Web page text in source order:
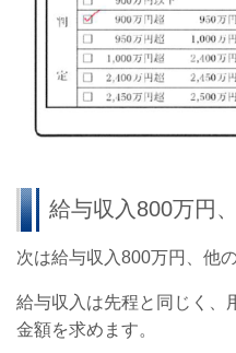
給与収入800万円
次は給与収入800万円、他
給与収入は先程と同じく、
金額を求めます。